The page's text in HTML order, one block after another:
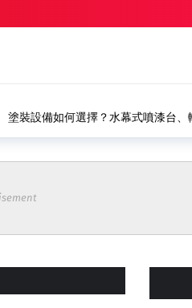
塗裝設備如何選擇？水幕式噴漆台